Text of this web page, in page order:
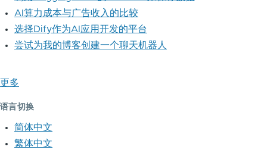
AI算力成本与广告收入的比较
选择Dify作为AI应用开发的平台
尝试为我的博客创建一个聊天机器人
更多
语言切换
简体中文
繁体中文